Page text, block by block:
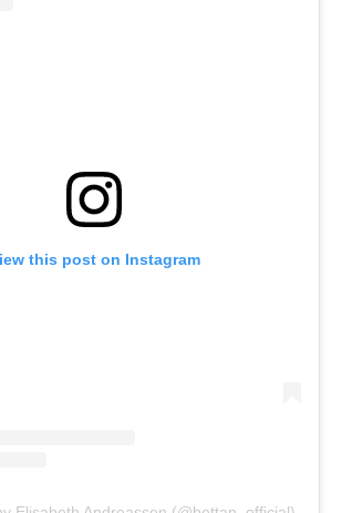
this post on Instagram